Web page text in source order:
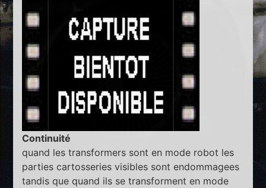
Continuité
quand les transformers sont en mode robot les
parties cartosseries visibles sont endommagees
tandis que quand ils se transforment en mode